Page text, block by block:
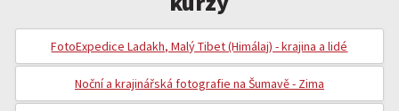
FotoExpedice Ladakh, Malý Tibet (Himálaj) - krajina a lidé
Noční a krajinářská fotografie na Šumavě - Zima